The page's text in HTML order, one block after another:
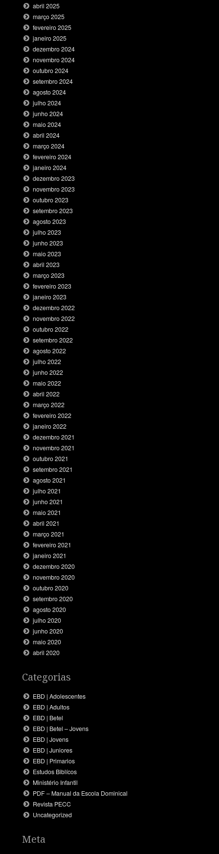
abril 2025
março 2025
fevereiro 2025
janeiro 2025
dezembro 2024
novembro 2024
outubro 2024
setembro 2024
agosto 2024
julho 2024
junho 2024
maio 2024
abril 2024
março 2024
fevereiro 2024
janeiro 2024
dezembro 2023
novembro 2023
outubro 2023
setembro 2023
agosto 2023
julho 2023
junho 2023
maio 2023
abril 2023
março 2023
fevereiro 2023
janeiro 2023
dezembro 2022
novembro 2022
outubro 2022
setembro 2022
agosto 2022
julho 2022
junho 2022
maio 2022
abril 2022
março 2022
fevereiro 2022
janeiro 2022
dezembro 2021
novembro 2021
outubro 2021
setembro 2021
agosto 2021
julho 2021
junho 2021
maio 2021
abril 2021
março 2021
fevereiro 2021
janeiro 2021
dezembro 2020
novembro 2020
outubro 2020
setembro 2020
agosto 2020
julho 2020
junho 2020
maio 2020
abril 2020
Categorias
EBD | Adolescentes
EBD | Adultos
EBD | Betel
EBD | Betel – Jovens
EBD | Jovens
EBD | Juniores
EBD | Primarios
Estudos Biblícos
Ministério Infantil
PDF – Manual da Escola Dominical
Revista PECC
Uncategorized
Meta